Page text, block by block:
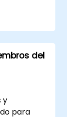
del
y
para